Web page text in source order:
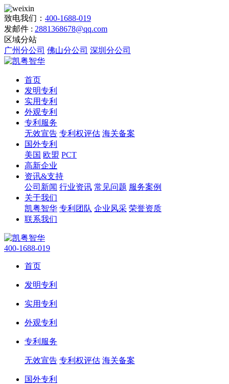
致电我们： 400-1688-019
发邮件 : 2881368678@qq.com
区域分站
广州分公司 佛山分公司 深圳分公司
首页
发明专利
实用专利
外观专利
专利服务
无效宣告 专利权评估 海关备案
国外专利
美国 欧盟 PCT
高新企业
资讯&支持
公司新闻 行业资讯 常见问题 服务案例
关于我们
凯粤智华 专利团队 企业风采 荣誉资质
联系我们
400-1688-019
首页
发明专利
实用专利
外观专利
专利服务
无效宣告 专利权评估 海关备案
国外专利